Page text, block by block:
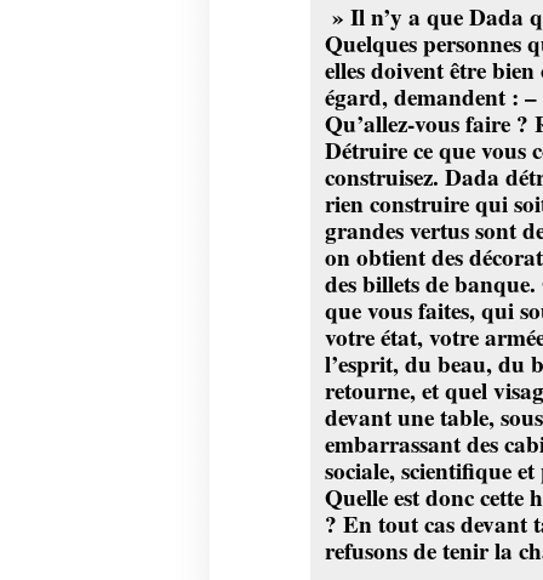
» Il n’y a que Dada
Quelques personnes
elles doivent être
égard, demandent :
Qu’allez-vous faire ?
Détruire ce que vous
construisez. Dada
rien construire qui
grandes vertus sont
on obtient des
des billets de
que vous faites, qui
votre état, votre
l’esprit, du beau, du
retourne, et quel
devant une table,
embarrassant des
sociale, scientifique
Quelle est donc cette
? En tout cas devant
refusons de tenir la